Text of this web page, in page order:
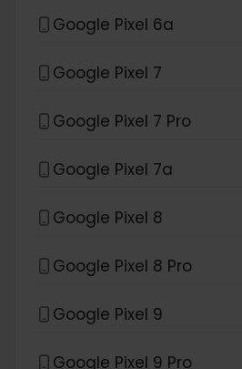
Google Pixel 6a
Google Pixel 7
Google Pixel 7 Pro
Google Pixel 7a
Google Pixel 8
Google Pixel 8 Pro
Google Pixel 9
Google Pixel 9 Pro